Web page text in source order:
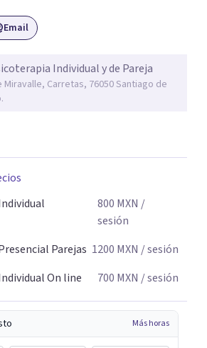
Email
Individual y de Pareja
Miravalle, Carretas, 76050 Santiago de
800 MXN /
sesión
Parejas 1200 MXN / sesión
On line
700 MXN / sesión
Más horas